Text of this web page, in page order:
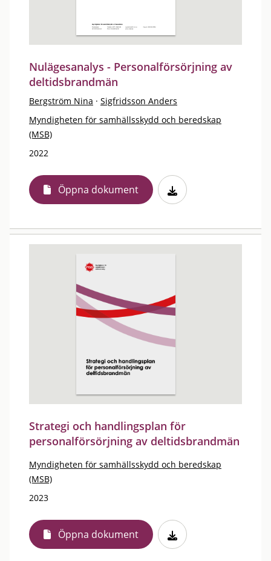
Nulägesanalys - Personalförsörjning av
deltidsbrandmän
Bergström Nina · Sigfridsson Anders
Myndigheten för samhällsskydd och beredskap
(MSB)
2022
Öppna dokument
Strategi och handlingsplan för
personalförsörjning av deltidsbrandmän
Myndigheten för samhällsskydd och beredskap
(MSB)
2023
Öppna dokument